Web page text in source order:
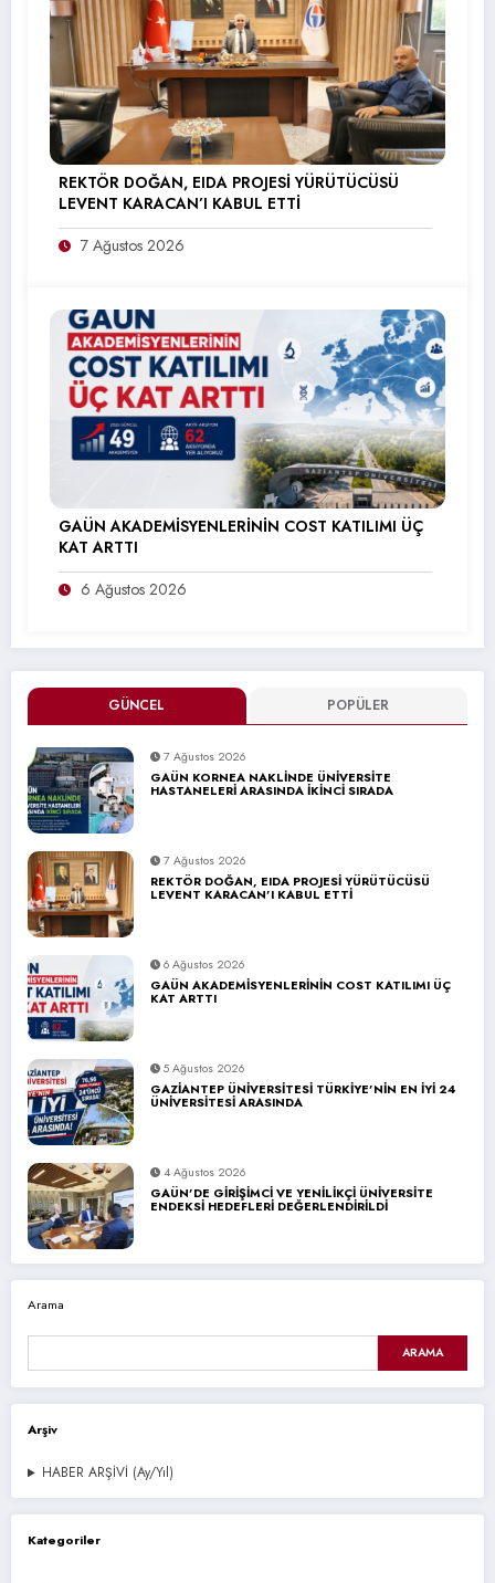
GÜNCEL POPÜLER
7 Ağustos 2026
GAÜN KORNEA NAKLİNDE ÜNİVERSİTE
HASTANELERİ ARASINDA İKİNCİ SIRADA
7 Ağustos 2026
REKTÖR DOĞAN, EIDA PROJESİ YÜRÜTÜCÜSÜ
LEVENT KARACAN’I KABUL ETTİ
6 Ağustos 2026
GAÜN AKADEMİSYENLERİNİN COST KATILIMI ÜÇ
KAT ARTTI
5 Ağustos 2026
GAZİANTEP ÜNİVERSİTESİ TÜRKİYE’NİN EN İYİ 24
ÜNİVERSİTESİ ARASINDA
4 Ağustos 2026
GAÜN’DE GİRİŞİMCİ VE YENİLİKÇİ ÜNİVERSİTE
ENDEKSİ HEDEFLERİ DEĞERLENDİRİLDİ
Arama
ARAMA
Arşiv
HABER ARŞİVİ (Ay/Yıl)
Kategoriler
REKTÖR DOĞAN, EIDA PROJESİ YÜRÜTÜCÜSÜ
LEVENT KARACAN’I KABUL ETTİ
7 Ağustos 2026
GAÜN AKADEMİSYENLERİNİN COST KATILIMI ÜÇ
KAT ARTTI
6 Ağustos 2026